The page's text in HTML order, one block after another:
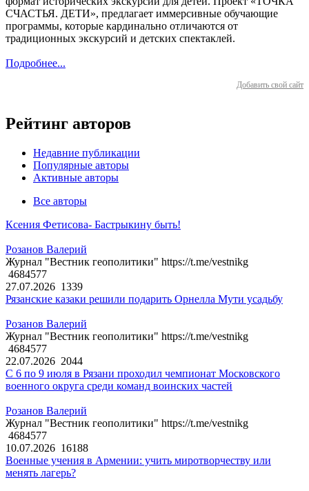
СЧАСТЬЯ. ДЕТИ», предлагает иммерсивные обучающие
программы, которые кардинально отличаются от
традиционных экскурсий и детских спектаклей.
Подробнее...
Добавить свой сайт
Рейтинг авторов
Недавние публикации
Популярные авторы
Активные авторы
Все авторы
Ксения Фетисова- Бастрыкину быть!
Розанов Валерий
Журнал "Вестник геополитики" https://t.me/vestnikg
4684577
27.07.2026 1339
Рязанские казаки решили подарить Орнелла Мути усадьбу
Розанов Валерий
Журнал "Вестник геополитики" https://t.me/vestnikg
4684577
22.07.2026 2044
С 6 по 9 июля в Рязани проходил чемпионат Московского
военного округа среди команд воинских частей
Розанов Валерий
Журнал "Вестник геополитики" https://t.me/vestnikg
4684577
10.07.2026 16188
Военные учения в Армении: учить миротворчеству или
менять лагерь?